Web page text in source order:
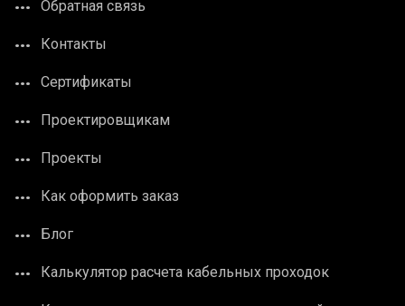
Обратная связь
Контакты
Сертификаты
Проектировщикам
Проекты
Как оформить заказ
Блог
Калькулятор расчета кабельных проходок